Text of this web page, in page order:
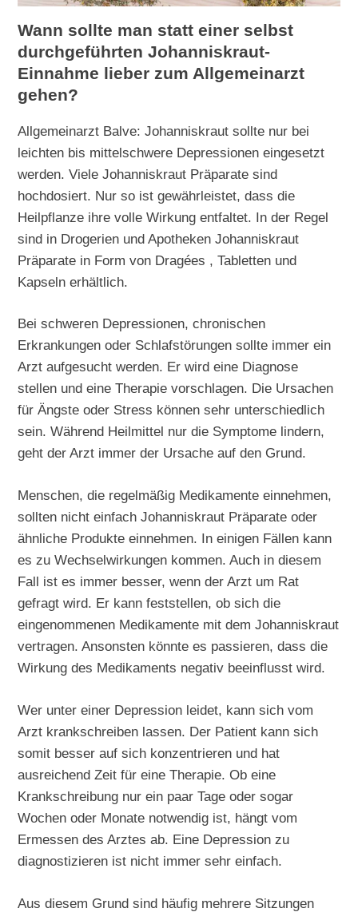
Wann sollte man statt einer selbst
durchgeführten Johanniskraut-
Einnahme lieber zum Allgemeinarzt
gehen?
Allgemeinarzt Balve: Johanniskraut sollte nur bei
leichten bis mittelschwere Depressionen eingesetzt
werden. Viele Johanniskraut Präparate sind
hochdosiert. Nur so ist gewährleistet, dass die
Heilpflanze ihre volle Wirkung entfaltet. In der Regel
sind in Drogerien und Apotheken Johanniskraut
Präparate in Form von Dragées , Tabletten und
Kapseln erhältlich.
Bei schweren Depressionen, chronischen
Erkrankungen oder Schlafstörungen sollte immer ein
Arzt aufgesucht werden. Er wird eine Diagnose
stellen und eine Therapie vorschlagen. Die Ursachen
für Ängste oder Stress können sehr unterschiedlich
sein. Während Heilmittel nur die Symptome lindern,
geht der Arzt immer der Ursache auf den Grund.
Menschen, die regelmäßig Medikamente einnehmen,
sollten nicht einfach Johanniskraut Präparate oder
ähnliche Produkte einnehmen. In einigen Fällen kann
es zu Wechselwirkungen kommen. Auch in diesem
Fall ist es immer besser, wenn der Arzt um Rat
gefragt wird. Er kann feststellen, ob sich die
eingenommenen Medikamente mit dem Johanniskraut
vertragen. Ansonsten könnte es passieren, dass die
Wirkung des Medikaments negativ beeinflusst wird.
Wer unter einer Depression leidet, kann sich vom
Arzt krankschreiben lassen. Der Patient kann sich
somit besser auf sich konzentrieren und hat
ausreichend Zeit für eine Therapie. Ob eine
Krankschreibung nur ein paar Tage oder sogar
Wochen oder Monate notwendig ist, hängt vom
Ermessen des Arztes ab. Eine Depression zu
diagnostizieren ist nicht immer sehr einfach.
Aus diesem Grund sind häufig mehrere Sitzungen